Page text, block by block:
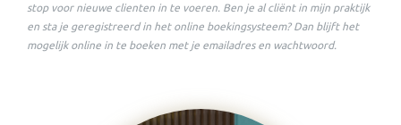
stop voor nieuwe clienten in te voeren. Ben je al cliënt in mijn praktijk
en sta je geregistreerd in het online boekingsysteem? Dan blijft het
mogelijk online in te boeken met je emailadres en wachtwoord.